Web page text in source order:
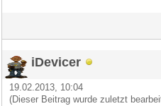
iDevicer
19.02.2013, 10:04
(Dieser Beitrag wurde zuletzt